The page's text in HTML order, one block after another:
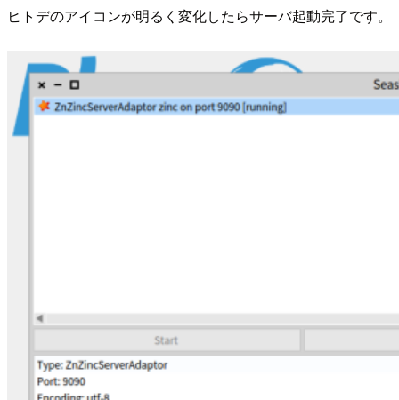
ヒトデのアイコンが明るく変化したらサーバ起動完了です。